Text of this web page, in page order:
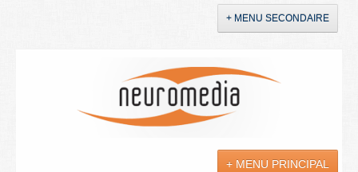
+ MENU SECONDAIRE
+ MENU PRINCIPAL